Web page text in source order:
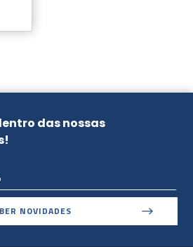
das nossas
NOVIDADES